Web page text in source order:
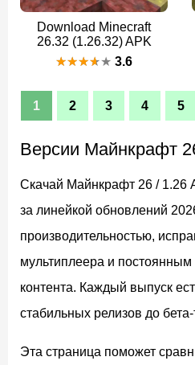
Download Minecraft
26.32 (1.26.32) APK
3.6
1 2 3 4 5
Версии Майнкрафт
Скачай Майнкрафт 26 / 1.26
за линейкой обновлений
производительностью,
мультиплеера и постоянным
контента. Каждый выпуск
стабильных релизов до бета-
Эта страница поможет